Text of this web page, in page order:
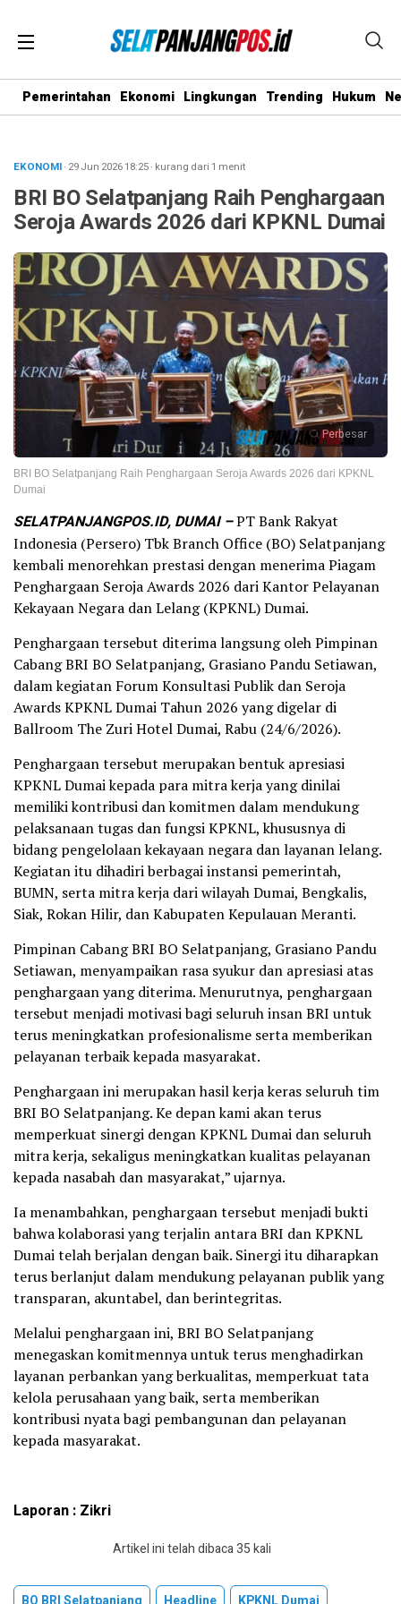
Pemerintahan Ekonomi Lingkungan Trending Hukum
EKONOMI· 29 Jun 202618:25· kurang dari 1 menit
BRI BO Selatpanjang Raih Penghargaan
Seroja Awards 2026 dari KPKNL Dumai
Perbesar
BRI BO Selatpanjang Raih Penghargaan Seroja Awards 2026 dari KPKNL
Dumai
SELATPANJANGPOS.ID, DUMAI –PT Bank Rakyat
Indonesia (Persero) Tbk Branch Office (BO) Selatpanjang
kembali menorehkan prestasi dengan menerima Piagam
Penghargaan Seroja Awards 2026 dari Kantor Pelayanan
Kekayaan Negara dan Lelang (KPKNL) Dumai.
Penghargaan tersebut diterima langsung oleh Pimpinan
Cabang BRI BO Selatpanjang, Grasiano Pandu Setiawan,
dalam kegiatan Forum Konsultasi Publik dan Seroja
Awards KPKNL Dumai Tahun 2026 yang digelar di
Ballroom The Zuri Hotel Dumai, Rabu (24/6/2026).
Penghargaan tersebut merupakan bentuk apresiasi
KPKNL Dumai kepada para mitra kerja yang dinilai
memiliki kontribusi dan komitmen dalam mendukung
pelaksanaan tugas dan fungsi KPKNL, khususnya di
bidang pengelolaan kekayaan negara dan layanan lelang.
Kegiatan itu dihadiri berbagai instansi pemerintah,
BUMN, serta mitra kerja dari wilayah Dumai, Bengkalis,
Siak, Rokan Hilir, dan Kabupaten Kepulauan Meranti.
Pimpinan Cabang BRI BO Selatpanjang, Grasiano Pandu
Setiawan, menyampaikan rasa syukur dan apresiasi atas
penghargaan yang diterima. Menurutnya, penghargaan
tersebut menjadi motivasi bagi seluruh insan BRI untuk
terus meningkatkan profesionalisme serta memberikan
pelayanan terbaik kepada masyarakat.
Penghargaan ini merupakan hasil kerja keras seluruh tim
BRI BO Selatpanjang. Ke depan kami akan terus
memperkuat sinergi dengan KPKNL Dumai dan seluruh
mitra kerja, sekaligus meningkatkan kualitas pelayanan
kepada nasabah dan masyarakat,” ujarnya.
Ia menambahkan, penghargaan tersebut menjadi bukti
bahwa kolaborasi yang terjalin antara BRI dan KPKNL
Dumai telah berjalan dengan baik. Sinergi itu diharapkan
terus berlanjut dalam mendukung pelayanan publik yang
transparan, akuntabel, dan berintegritas.
Melalui penghargaan ini, BRI BO Selatpanjang
menegaskan komitmennya untuk terus menghadirkan
layanan perbankan yang berkualitas, memperkuat tata
kelola perusahaan yang baik, serta memberikan
kontribusi nyata bagi pembangunan dan pelayanan
kepada masyarakat.
Laporan : Zikri
Artikel ini telah dibaca 35 kali